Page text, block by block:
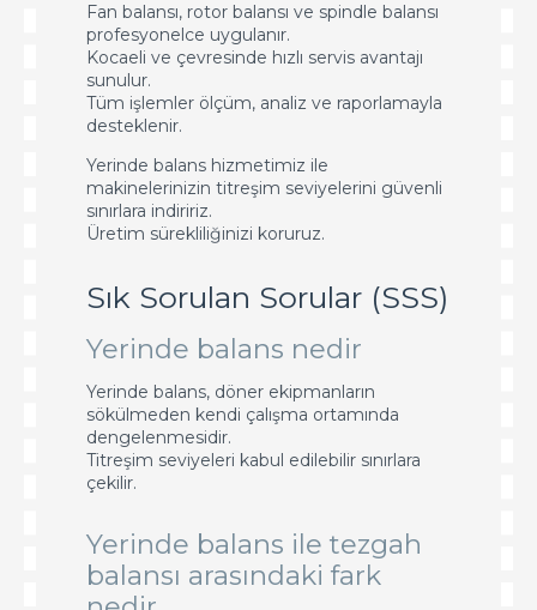
Fan balansı, rotor balansı ve spindle balansı
profesyonelce uygulanır.
Kocaeli ve çevresinde hızlı servis avantajı
sunulur.
Tüm işlemler ölçüm, analiz ve raporlamayla
desteklenir.
Yerinde balans hizmetimiz ile
makinelerinizin titreşim seviyelerini güvenli
sınırlara indiririz.
Üretim sürekliliğinizi koruruz.
Sık Sorulan Sorular (SSS)
Yerinde balans nedir
Yerinde balans, döner ekipmanların
sökülmeden kendi çalışma ortamında
dengelenmesidir.
Titreşim seviyeleri kabul edilebilir sınırlara
çekilir.
Yerinde balans ile tezgah
balansı arasındaki fark